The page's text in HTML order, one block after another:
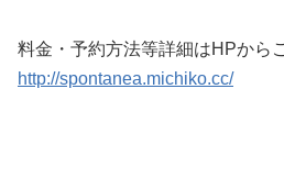
料金・予約方法等詳細はHPから
http://spontanea.michiko.cc/